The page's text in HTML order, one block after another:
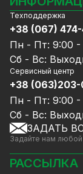
Комплекты
СКУД
Источники
Сетевое
Ноутбуки и
Аксессуары
Акции
Уцененный
GreenVision
Мерч от
Блог
Доставка и
Гарантия и
Политика
Договор
Услуги
Калькулятор
Техподдержка
+38 (067)
Пн - Пт: 9:00 -
Сб - Вс:
Сервисный центр
+38
Пн - Пт: 9:00 -
Сб - Вс:
ЗАДАТЬ
Задайте нам
РАССЫЛКА